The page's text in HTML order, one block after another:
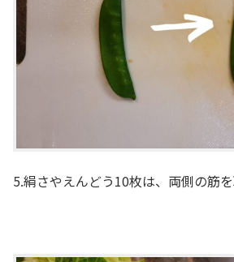
5.絹さやえんどう10枚は、両側の筋